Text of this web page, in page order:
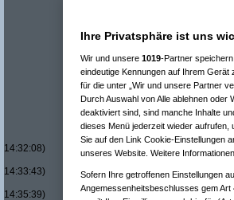
Re(9): Neue
Re(10): Neue
Re(11): Neue
Re(12): Neue
Re(13):
Re(14):
Re(15):
14:32:08)
14:33:43)
14:35:39)
Ihre Privatsphäre ist uns
Wir und unsere 1019-Partner
eindeutige Kennungen auf Ihrem
für die unter „Wir und unsere Partner
Durch Auswahl von Alle ablehnen
deaktiviert sind, sind manche Inhalte
dieses Menü jederzeit wieder aufrufen,
Sie auf den Link Cookie-Einstellungen
unseres Website. Weitere
Sofern Ihre getroffenen Einstellungen
Angemessenheitsbeschlusses gem